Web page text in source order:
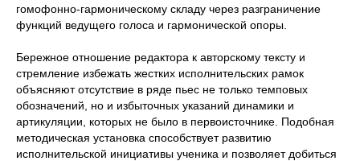
гомофонно-гармоническому складу через разграничение
функций ведущего голоса и гармонической опоры.
Бережное отношение редактора к авторскому тексту и
стремление избежать жестких исполнительских рамок
объясняют отсутствие в ряде пьес не только темповых
обозначений, но и избыточных указаний динамики и
артикуляции, которых не было в первоисточнике. Подобная
методическая установка способствует развитию
исполнительской инициативы ученика и позволяет добиться